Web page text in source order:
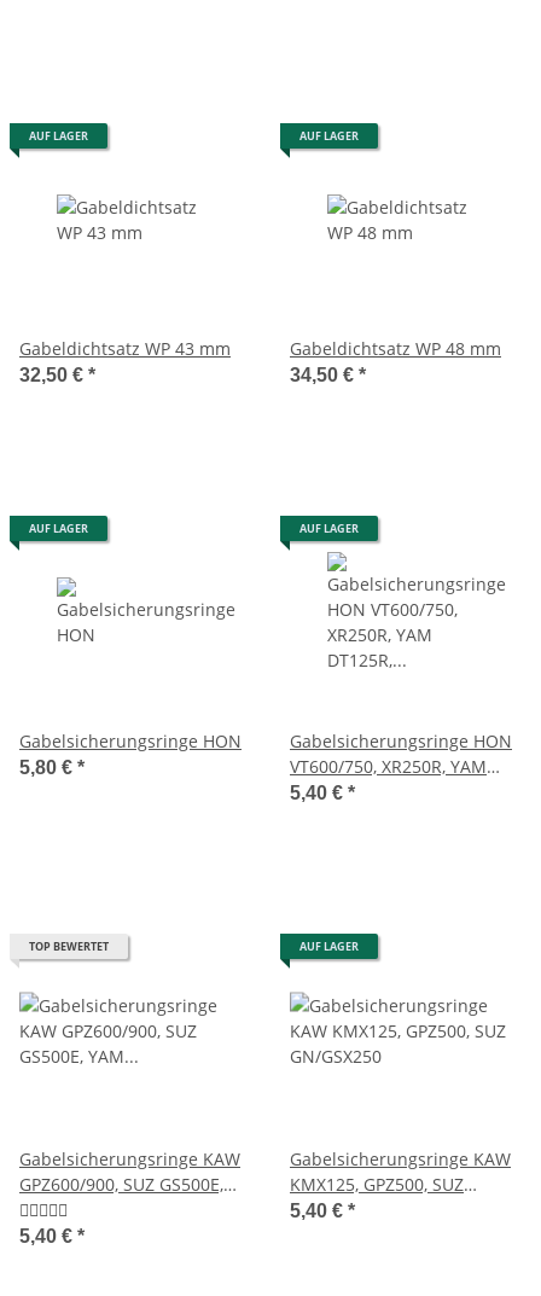
AUF LAGER
Gabeldichtsatz WP 43 mm
32,50 € *
AUF LAGER
Gabeldichtsatz WP 48 mm
34,50 € *
AUF LAGER
Gabelsicherungsringe HON
5,80 € *
AUF LAGER
Gabelsicherungsringe HON
VT600/750, XR250R, YAM
DT125R, FJ/XJR1200
5,40 € *
TOP BEWERTET
Gabelsicherungsringe KAW
GPZ600/900, SUZ GS500E,
YAM XJ600/900
5,40 € *
AUF LAGER
Gabelsicherungsringe KAW
KMX125, GPZ500, SUZ
GN/GSX250
5,40 € *